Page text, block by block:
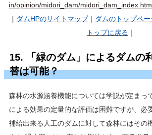
in/opinion/midori_dam/
｜ ダムHPのサイトマップ｜ ダムのトップペー
トップに戻る ｜
15. 「緑のダム」によるダムの
替は可能？
森林の水源涵養機能については学説が定まっ
による効果の定量的な評価は困難ですが、必
補給出来る人工のダムに対して森林にはその